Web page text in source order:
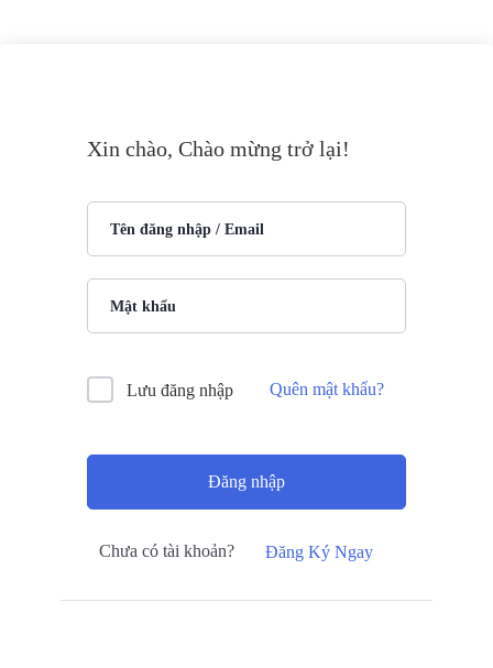
Xin chào, Chào mừng trở lại!
Lưu đăng nhập Quên mật khẩu?
Đăng nhập
Chưa có tài khoản? Đăng Ký Ngay